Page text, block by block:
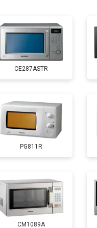
2500 ₽
3500 ₽
4500 ₽
2400 ₽
CE287ASTR
PG811R
CM1089A